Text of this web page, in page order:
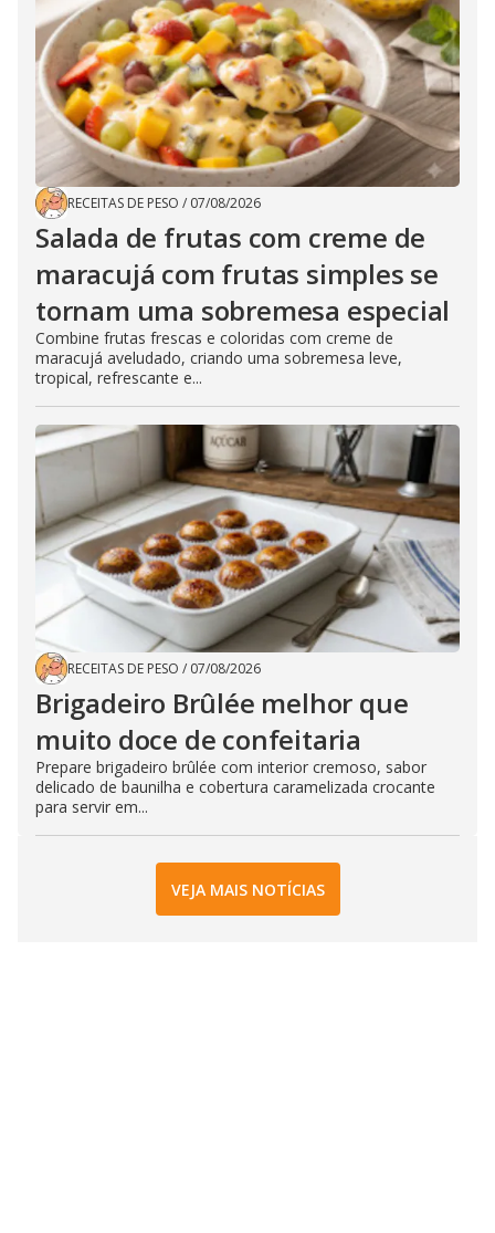
RECEITAS DE PESO / 07/08/2026
Salada de frutas com creme de
maracujá com frutas simples se
tornam uma sobremesa especial
Combine frutas frescas e coloridas com creme de
maracujá aveludado, criando uma sobremesa leve,
tropical, refrescante e...
RECEITAS DE PESO / 07/08/2026
Brigadeiro Brûlée melhor que
muito doce de confeitaria
Prepare brigadeiro brûlée com interior cremoso, sabor
delicado de baunilha e cobertura caramelizada crocante
para servir em...
VEJA MAIS NOTÍCIAS